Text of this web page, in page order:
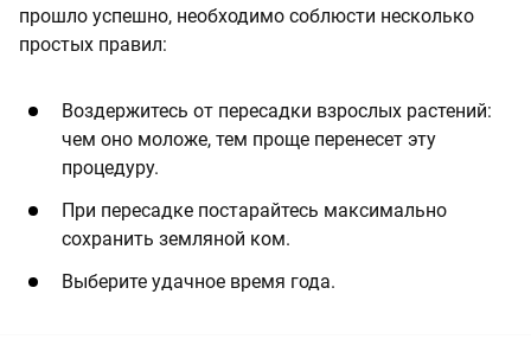
прошло успешно, необходимо соблюсти несколько
простых правил:
Воздержитесь от пересадки взрослых растений:
чем оно моложе, тем проще перенесет эту
процедуру.
При пересадке постарайтесь максимально
сохранить земляной ком.
Выберите удачное время года.